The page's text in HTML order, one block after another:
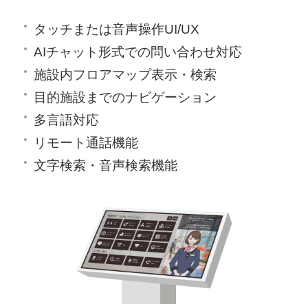
タッチまたは音声操作UI/UX
AIチャット形式での問い合わせ対応
施設内フロアマップ表示・検索
目的施設までのナビゲーション
多言語対応
リモート通話機能
文字検索・音声検索機能